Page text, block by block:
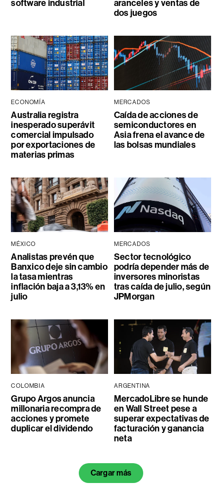
software industrial
aranceles y ventas de
dos juegos
ECONOMÍA
Australia registra
inesperado superávit
comercial impulsado
por exportaciones de
materias primas
MERCADOS
Caída de acciones de
semiconductores en
Asia frena el avance de
las bolsas mundiales
MÉXICO
Analistas prevén que
Banxico deje sin cambio
la tasa mientras
inflación baja a 3,13% en
julio
MERCADOS
Sector tecnológico
podría depender más de
inversores minoristas
tras caída de julio, según
JPMorgan
COLOMBIA
Grupo Argos anuncia
millonaria recompra de
acciones y promete
duplicar el dividendo
ARGENTINA
MercadoLibre se hunde
en Wall Street pese a
superar expectativas de
facturación y ganancia
neta
Cargar más